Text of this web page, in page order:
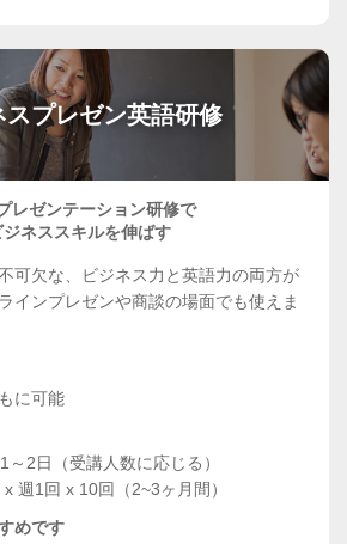
スプレゼン英語研修
レゼンテーション研修で
ジネススキルを伸ばす
可欠な、ビジネス力と英語力の両方が
インプレゼンや商談の場面でも使えま
に可能
2日（受講人数に応じる）
週1回 x 10回（2~3ヶ月間）
めです